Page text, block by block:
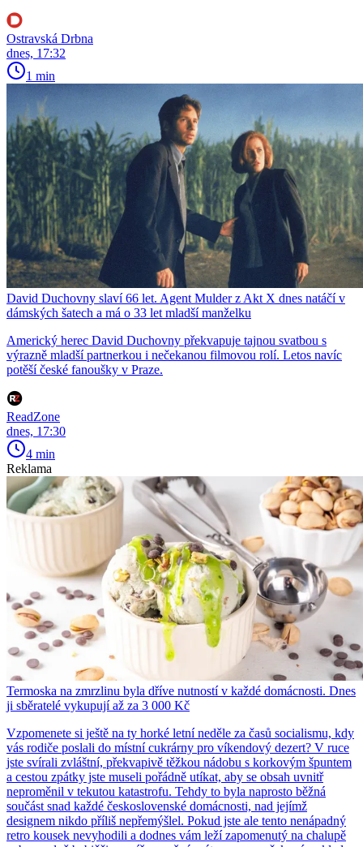
Ostravská Drbna
dnes, 17:32
1 min
David Duchovny slaví 66 let. Agent Mulder z Akt X dnes natáčí v
dámských šatech a má o 33 let mladší manželku
Americký herec David Duchovny překvapuje tajnou svatbou s
výrazně mladší partnerkou i nečekanou filmovou rolí. Letos navíc
potěší české fanoušky v Praze.
ReadZone
dnes, 17:30
4 min
Reklama
Termoska na zmrzlinu byla dříve nutností v každé domácnosti. Dnes
ji sběratelé vykupují až za 3 000 Kč
Vzpomenete si ještě na ty horké letní neděle za časů socialismu, kdy
vás rodiče poslali do místní cukrárny pro víkendový dezert? V ruce
jste svírali zvláštní, překvapivě těžkou nádobu s korkovým špuntem
a cestou zpátky jste museli pořádně utíkat, aby se obsah uvnitř
neproměnil v tekutou katastrofu. Tehdy to byla naprosto běžná
součást snad každé československé domácnosti, nad jejímž
designem nikdo příliš nepřemýšlel. Pokud jste ale tento nenápadný
retro kousek nevyhodili a dodnes vám leží zapomenutý na chalupě